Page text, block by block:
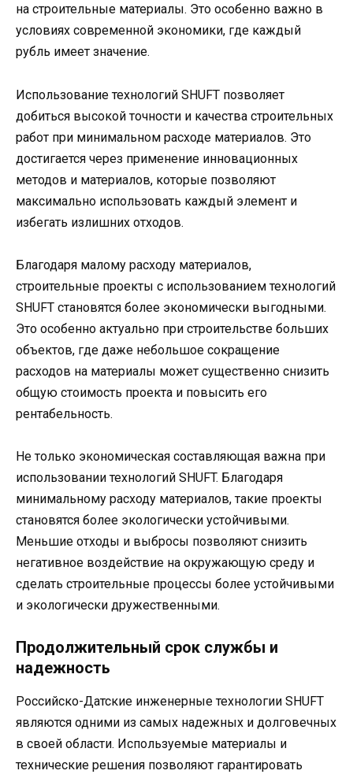
на строительные материалы. Это особенно важно в
условиях современной экономики, где каждый
рубль имеет значение.
Использование технологий SHUFT позволяет
добиться высокой точности и качества строительных
работ при минимальном расходе материалов. Это
достигается через применение инновационных
методов и материалов, которые позволяют
максимально использовать каждый элемент и
избегать излишних отходов.
Благодаря малому расходу материалов,
строительные проекты с использованием технологий
SHUFT становятся более экономически выгодными.
Это особенно актуально при строительстве больших
объектов, где даже небольшое сокращение
расходов на материалы может существенно снизить
общую стоимость проекта и повысить его
рентабельность.
Не только экономическая составляющая важна при
использовании технологий SHUFT. Благодаря
минимальному расходу материалов, такие проекты
становятся более экологически устойчивыми.
Меньшие отходы и выбросы позволяют снизить
негативное воздействие на окружающую среду и
сделать строительные процессы более устойчивыми
и экологически дружественными.
Продолжительный срок службы и
надежность
Российско-Датские инженерные технологии SHUFT
являются одними из самых надежных и долговечных
в своей области. Используемые материалы и
технические решения позволяют гарантировать